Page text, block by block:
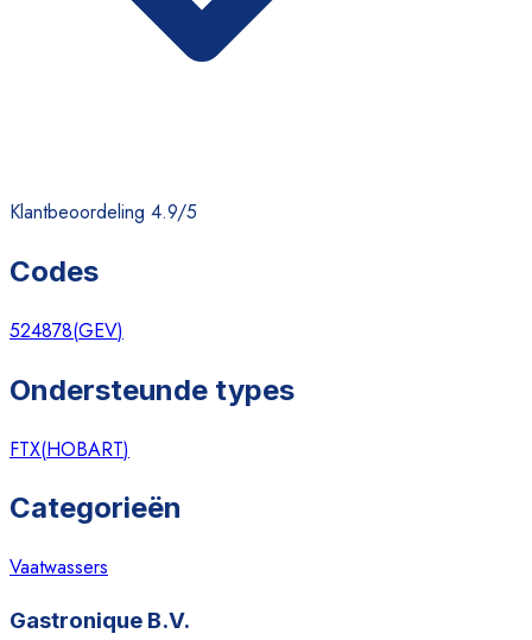
Klantbeoordeling 4.9/5
Codes
524878(GEV)
Ondersteunde types
FTX(HOBART)
Categorieën
Vaatwassers
Gastronique B.V.